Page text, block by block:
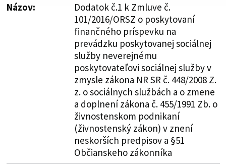
Názov:
Dodatok č.1 k Zmluve č.
101/2016/ORSZ o poskytovaní
finančného príspevku na
prevádzku poskytovanej sociálnej
služby neverejnému
poskytovateľovi sociálnej služby v
zmysle zákona NR SR č. 448/2008 Z.
z. o sociálnych službách a o zmene
a doplnení zákona č. 455/1991 Zb. o
živnostenskom podnikaní
(živnostenský zákon) v znení
neskorších predpisov a §51
Občianskeho zákonníka